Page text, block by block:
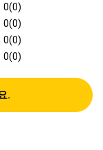
0(0)
0(0)
0(0)
0(0)
.